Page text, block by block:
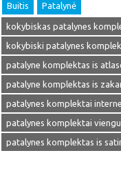
Buitis Patalynė
kokybiskas patalynes
kokybiski patalynes
patalyne komplektas is
patalyne komplektas is
patalynes komplektai
patalynes komplektai
patalynes komplektas is